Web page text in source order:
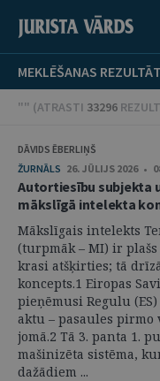
MEKLĒŠANAS
"" (ATRASTI 33296
DĀVIDS ĒBERLIŅŠ
ŽURNĀLS 26. JŪLIJS 2026 •
Autortiesību subjekta
mākslīgā intelekta
Mākslīgais intelekts
(turpmāk – MI) ir
krasi atšķirties; tā
koncepts.1 Eiropas
pieņēmusi Regulu
aktu – pasaules pirmo
jomā.2 Tā 3. panta 1.
mašinizēta sistēma,
dažādiem ...